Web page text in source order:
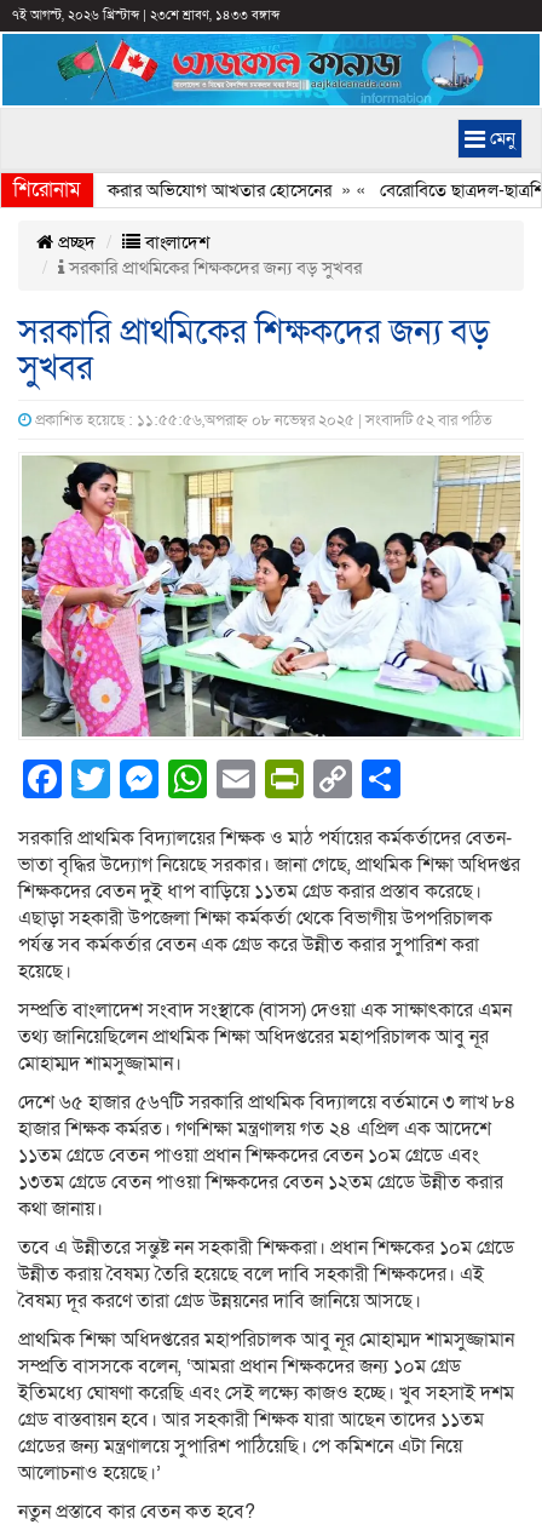
৭ই আগস্ট, ২০২৬ খ্রিস্টাব্দ| ২৩শে শ্রাবণ, ১৪৩৩ বঙ্গাব্দ
মেনু
শিরোনাম
ইতিহাস বিকৃত করার অভিযোগ আখতার হোসেনের» « বেরোবিতে ছাত্রদল-
প্রচ্ছদ
বাংলাদেশ
সরকারি প্রাথমিকের শিক্ষকদের জন্য বড় সুখবর
সরকারি প্রাথমিকের শিক্ষকদের জন্য বড়
সুখবর
প্রকাশিত হয়েছে : ১১:৫৫:৫৬,অপরাহ্ন ০৮ নভেম্বর ২০২৫ | সংবাদটি ৫২ বার পঠিত
Facebook
Twitter
Messenger
WhatsApp
EmailPrintFriendly
Copy
Link
সরকারি প্রাথমিক বিদ্যালয়ের শিক্ষক ও মাঠ পর্যায়ের কর্মকর্তাদের বেতন-
ভাতা বৃদ্ধির উদ্যোগ নিয়েছে সরকার। জানা গেছে, প্রাথমিক শিক্ষা অধিদপ্তর
শিক্ষকদের বেতন দুই ধাপ বাড়িয়ে ১১তম গ্রেড করার প্রস্তাব করেছে।
এছাড়া সহকারী উপজেলা শিক্ষা কর্মকর্তা থেকে বিভাগীয় উপপরিচালক
পর্যন্ত সব কর্মকর্তার বেতন এক গ্রেড করে উন্নীত করার সুপারিশ করা
হয়েছে।
সম্প্রতি বাংলাদেশ সংবাদ সংস্থাকে (বাসস) দেওয়া এক সাক্ষাৎকারে এমন
তথ্য জানিয়েছিলেন প্রাথমিক শিক্ষা অধিদপ্তরের মহাপরিচালক আবু নূর
মোহাম্মদ শামসুজ্জামান।
দেশে ৬৫ হাজার ৫৬৭টি সরকারি প্রাথমিক বিদ্যালয়ে বর্তমানে ৩ লাখ ৮৪
হাজার শিক্ষক কর্মরত। গণশিক্ষা মন্ত্রণালয় গত ২৪ এপ্রিল এক আদেশে
১১তম গ্রেডে বেতন পাওয়া প্রধান শিক্ষকদের বেতন ১০ম গ্রেডে এবং
১৩তম গ্রেডে বেতন পাওয়া শিক্ষকদের বেতন ১২তম গ্রেডে উন্নীত করার
কথা জানায়।
তবে এ উন্নীতরে সন্তুষ্ট নন সহকারী শিক্ষকরা। প্রধান শিক্ষকের ১০ম গ্রেডে
উন্নীত করায় বৈষম্য তৈরি হয়েছে বলে দাবি সহকারী শিক্ষকদের। এই
বৈষম্য দূর করণে তারা গ্রেড উন্নয়নের দাবি জানিয়ে আসছে।
প্রাথমিক শিক্ষা অধিদপ্তরের মহাপরিচালক আবু নূর মোহাম্মদ শামসুজ্জামান
সম্প্রতি বাসসকে বলেন, ‘আমরা প্রধান শিক্ষকদের জন্য ১০ম গ্রেড
ইতিমধ্যে ঘোষণা করেছি এবং সেই লক্ষ্যে কাজও হচ্ছে। খুব সহসাই দশম
গ্রেড বাস্তবায়ন হবে। আর সহকারী শিক্ষক যারা আছেন তাদের ১১তম
গ্রেডের জন্য মন্ত্রণালয়ে সুপারিশ পাঠিয়েছি। পে কমিশনে এটা নিয়ে
আলোচনাও হয়েছে।’
নতুন প্রস্তাবে কার বেতন কত হবে?